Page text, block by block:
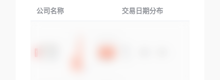
公司名称 交易日期分布